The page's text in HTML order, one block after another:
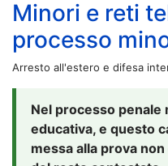
Minori e reti
processo
Arresto all'estero e difesa
Nel processo penale
educativa, e questo
messa alla prova